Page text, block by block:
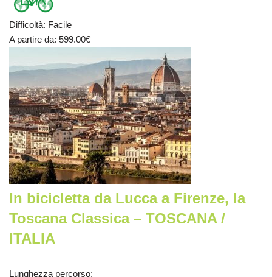
Difficoltà: Facile
A partire da: 599.00€
In bicicletta da Lucca a Firenze, la
Toscana Classica – TOSCANA /
ITALIA
Lunghezza percorso: